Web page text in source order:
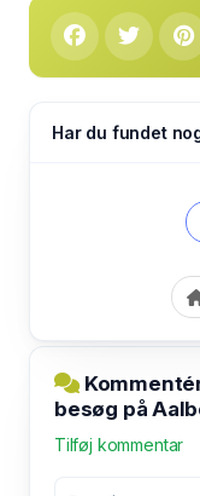
Har du fundet
besøg på
Tilføj kommentar